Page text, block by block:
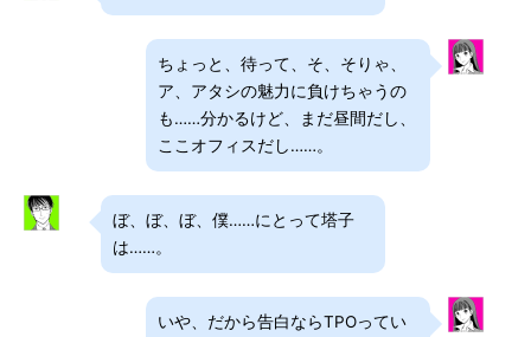
ちょっと、待って、そ、そりゃ、
ア、アタシの魅力に負けちゃうの
も……分かるけど、まだ昼間だし、
ここオフィスだし……。
ぼ、ぼ、ぼ、僕……にとって塔子
は……。
いや、だから告白ならTPOってい